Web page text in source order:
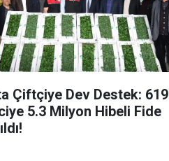
Çiftçiye Dev Destek: 619
5.3 Milyon Hibeli Fide